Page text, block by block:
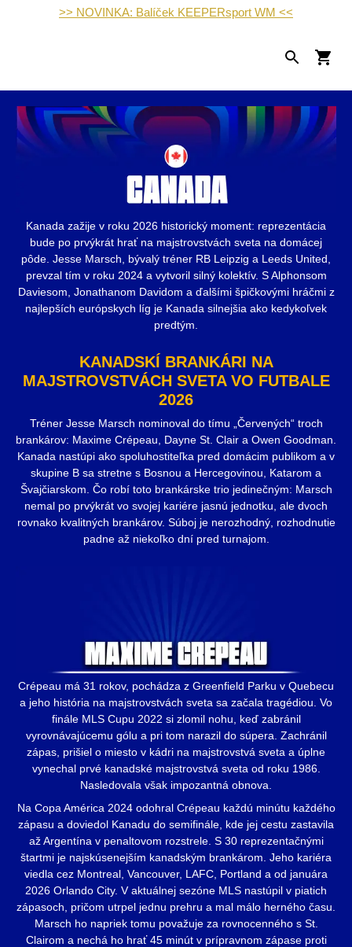
>> NOVINKA: Balíček KEEPERsport WM <<
Kanada zažije v roku 2026 historický moment: reprezentácia
bude po prvýkrát hrať na majstrovstvách sveta na domácej
pôde. Jesse Marsch, bývalý tréner RB Leipzig a Leeds United,
prevzal tím v roku 2024 a vytvoril silný kolektív. S Alphonsom
Daviesom, Jonathanom Davidom a ďalšími špičkovými hráčmi z
najlepších európskych líg je Kanada silnejšia ako kedykoľvek
predtým.
KANADSKÍ BRANKÁRI NA
MAJSTROVSTVÁCH SVETA VO FUTBALE
2026
Tréner Jesse Marsch nominoval do tímu „Červených“ troch
brankárov: Maxime Crépeau, Dayne St. Clair a Owen Goodman.
Kanada nastúpi ako spoluhostiteľka pred domácim publikom a v
skupine B sa stretne s Bosnou a Hercegovinou, Katarom a
Švajčiarskom. Čo robí toto brankárske trio jedinečným: Marsch
nemal po prvýkrát vo svojej kariére jasnú jednotku, ale dvoch
rovnako kvalitných brankárov. Súboj je nerozhodný, rozhodnutie
padne až niekoľko dní pred turnajom.
Crépeau má 31 rokov, pochádza z Greenfield Parku v Quebecu
a jeho história na majstrovstvách sveta sa začala tragédiou. Vo
finále MLS Cupu 2022 si zlomil nohu, keď zabránil
vyrovnávajúcemu gólu a pri tom narazil do súpera. Zachránil
zápas, prišiel o miesto v kádri na majstrovstvá sveta a úplne
vynechal prvé kanadské majstrovstvá sveta od roku 1986.
Nasledovala však impozantná obnova.
Na Copa América 2024 odohral Crépeau každú minútu každého
zápasu a doviedol Kanadu do semifinále, kde jej cestu zastavila
až Argentína v penaltovom rozstrele. S 30 reprezentačnými
štartmi je najskúsenejším kanadským brankárom. Jeho kariéra
viedla cez Montreal, Vancouver, LAFC, Portland a od januára
2026 Orlando City. V aktuálnej sezóne MLS nastúpil v piatich
zápasoch, pričom utrpel jednu prehru a mal málo herného času.
Marsch ho napriek tomu považuje za rovnocenného s St.
Clairom a nechá ho hrať 45 minút v prípravnom zápase proti